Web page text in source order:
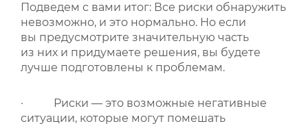
Подведем с вами итог: Все риски обнаружить
невозможно, и это нормально. Но если
вы предусмотрите значительную часть
из них и придумаете решения, вы будете
лучше подготовлены к проблемам.
· Риски — это возможные негативные
ситуации, которые могут помешать